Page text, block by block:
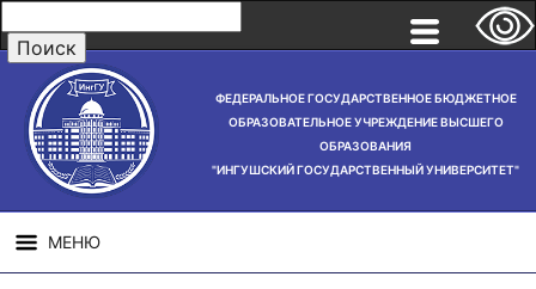
ФЕДЕРАЛЬНОЕ ГОСУДАРСТВЕННОЕ БЮДЖЕТНОЕ
ОБРАЗОВАТЕЛЬНОЕ УЧРЕЖДЕНИЕ ВЫСШЕГО
ОБРАЗОВАНИЯ
"ИНГУШСКИЙ ГОСУДАРСТВЕННЫЙ УНИВЕРСИТЕТ"
МЕНЮ